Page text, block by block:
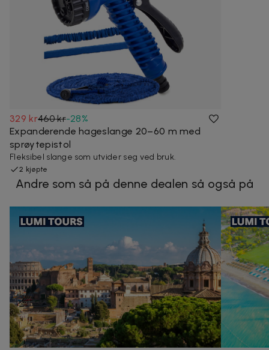
329 kr460 kr-28%
Expanderende hageslange 20–60 m med
sprøytepistol
Fleksibel slange som utvider seg ved bruk.
2 kjøpte
Andre som så på denne dealen så også på